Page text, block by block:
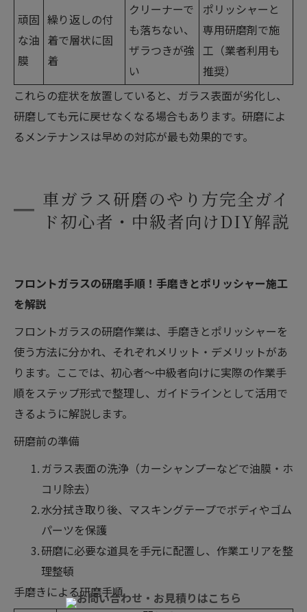
頑固
な油
膜
繰り返しの付
着で層状に固
着
クリーナーで
も落ちない、
ザラつきが強
い
ポリッシャーと
専用研磨剤で施
工（業者利用も
推奨）
これらの症状を放置していると、ガラス表面が劣化し、
研磨しても元に戻せなくなる場合もあります。研磨によ
るメンテナンスは早めの対応が最も効果的です。
車ガラス研磨のやり方完全ガイ
ド初心者・中級者向けDIY解説
フロントガラスの研磨手順！手磨きとポリッシャー施工
を解説
フロントガラスの研磨作業は、手磨きとポリッシャーを
使う方法に分かれ、それぞれメリット・デメリットがあ
ります。ここでは、初心者〜中級者向けに実際の作業手
順をステップ形式で整理し、ガイドラインとして活用で
きるように解説します。
研磨前の準備
ガラス表面の洗浄（カーシャンプーなどで油膜・ホ
コリ除去）
水分拭き取り後、マスキングテープでボディやゴム
パーツを保護
研磨に必要な道具を手元に配置し、作業エリアを整
理整頓
手磨きによる研磨手順